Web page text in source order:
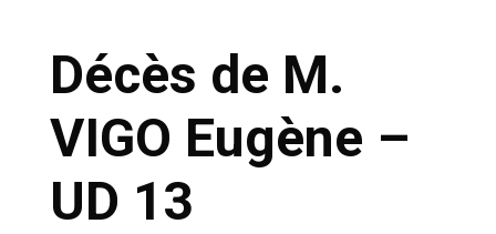
Décès de M.
VIGO Eugène –
UD 13